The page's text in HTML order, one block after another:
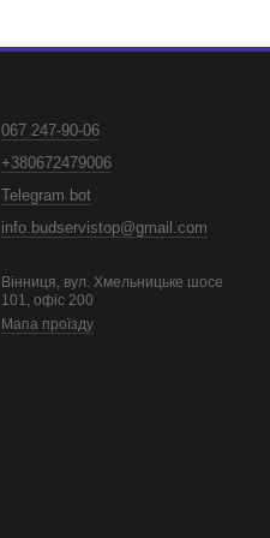
067 247-90-06
+380672479006
Telegram bot
info.budservistop@gmail.com
Вінниця, вул. Хмельницьке шосе
101, офіс 200
Мапа проїзду